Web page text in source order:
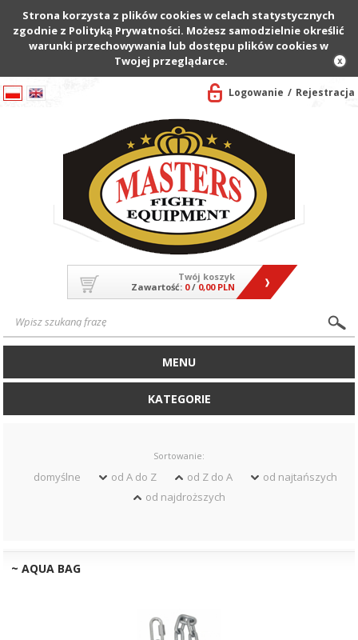
Strona korzysta z plików cookies w celach statystycznych
zgodnie z Polityką Prywatności. Możesz samodzielnie określić
warunki przechowywania lub dostępu plików cookies w
Twojej przeglądarce.
Logowanie Rejestracja
Twój koszyk
Zawartość: 0/ 0,00 PLN
MENU
KATEGORIE
Sortowanie:
domyślne od A do Z od Z do A
od najtańszych
od najdroższych
~ AQUA BAG